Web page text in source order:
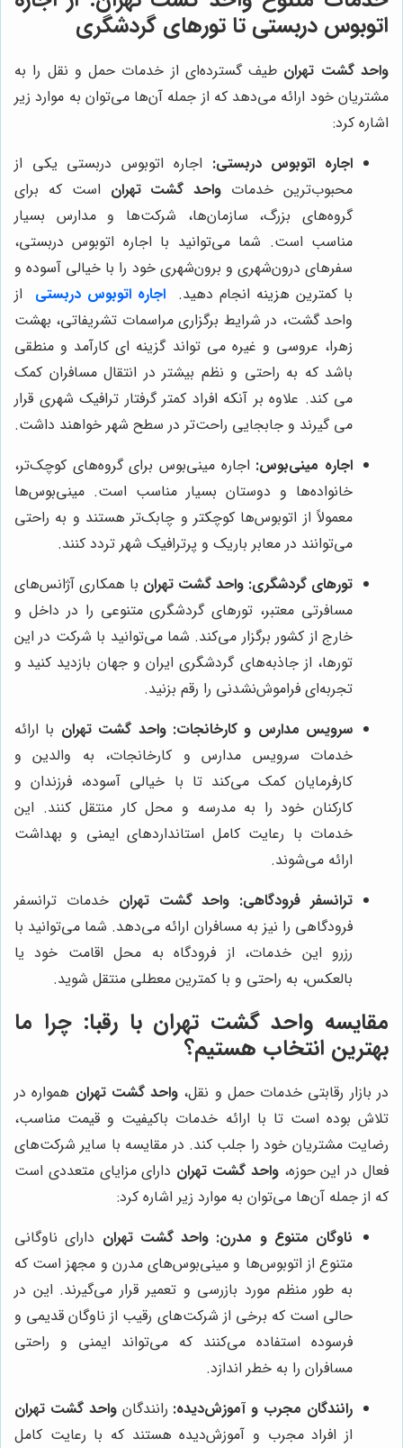
اتوبوس دربستی تا تورهای گردشگری
واحد گشت تهران طیف گسترده‌ای از خدمات حمل و نقل را به
مشتریان خود ارائه می‌دهد که از جمله آن‌ها می‌توان به موارد زیر
اشاره کرد:
اجاره اتوبوس دربستی: اجاره اتوبوس دربستی یکی از
محبوب‌ترین خدمات واحد گشت تهران است که برای
گروه‌های بزرگ، سازمان‌ها، شرکت‌ها و مدارس بسیار
مناسب است. شما می‌توانید با اجاره اتوبوس دربستی،
سفرهای درون‌شهری و برون‌شهری خود را با خیالی آسوده و
با کمترین هزینه انجام دهید. اجاره اتوبوس دربستی
از
واحد گشت، در شرایط برگزاری مراسمات تشریفاتی، بهشت
زهرا، عروسی و غیره می تواند گزینه ای کارآمد و منطقی
باشد که به راحتی و نظم بیشتر در انتقال مسافران کمک
می کند. علاوه بر آنکه افراد کمتر گرفتار ترافیک شهری قرار
می گیرند و جابجایی راحت‌تر در سطح شهر خواهند داشت.
اجاره مینی‌بوس: اجاره مینی‌بوس برای گروه‌های کوچک‌تر،
خانواده‌ها و دوستان بسیار مناسب است. مینی‌بوس‌ها
معمولاً از اتوبوس‌ها کوچکتر و چابک‌تر هستند و به راحتی
می‌توانند در معابر باریک و پرترافیک شهر تردد کنند.
تورهای گردشگری: واحد گشت تهران با همکاری آژانس‌های
مسافرتی معتبر، تورهای گردشگری متنوعی را در داخل و
خارج از کشور برگزار می‌کند. شما می‌توانید با شرکت در این
تورها، از جاذبه‌های گردشگری ایران و جهان بازدید کنید و
تجربه‌ای فراموش‌نشدنی را رقم بزنید.
سرویس مدارس و کارخانجات: واحد گشت تهران با ارائه
خدمات سرویس مدارس و کارخانجات، به والدین و
کارفرمایان کمک می‌کند تا با خیالی آسوده، فرزندان و
کارکنان خود را به مدرسه و محل کار منتقل کنند. این
خدمات با رعایت کامل استانداردهای ایمنی و بهداشت
ارائه می‌شوند.
ترانسفر فرودگاهی: واحد گشت تهران خدمات ترانسفر
فرودگاهی را نیز به مسافران ارائه می‌دهد. شما می‌توانید با
رزرو این خدمات، از فرودگاه به محل اقامت خود یا
بالعکس، به راحتی و با کمترین معطلی منتقل شوید.
مقایسه واحد گشت تهران با رقبا: چرا ما
بهترین انتخاب هستیم؟
در بازار رقابتی خدمات حمل و نقل، واحد گشت تهران همواره در
تلاش بوده است تا با ارائه خدمات باکیفیت و قیمت مناسب،
رضایت مشتریان خود را جلب کند. در مقایسه با سایر شرکت‌های
فعال در این حوزه،واحد گشت تهران دارای مزایای متعددی است
که از جمله آن‌ها می‌توان به موارد زیر اشاره کرد:
ناوگان متنوع و مدرن: واحد گشت تهران دارای ناوگانی
متنوع از اتوبوس‌ها و مینی‌بوس‌های مدرن و مجهز است که
به طور منظم مورد بازرسی و تعمیر قرار می‌گیرند. این در
حالی است که برخی از شرکت‌های رقیب از ناوگان قدیمی و
فرسوده استفاده می‌کنند که می‌تواند ایمنی و راحتی
مسافران را به خطر اندازد.
رانندگان مجرب و آموزش‌دیده: رانندگانواحد گشت تهران
از افراد مجرب و آموزش‌دیده هستند که با رعایت کامل